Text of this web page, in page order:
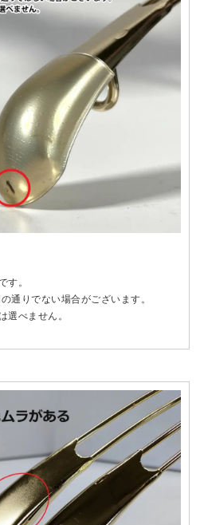
す。
通りでない場合がございます。
選べません。